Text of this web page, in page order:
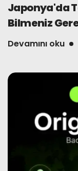
Japonya'da
Bilmeniz
Devamını oku